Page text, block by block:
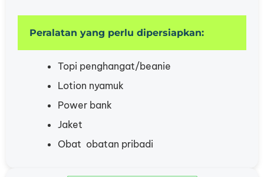
Peralatan yang perlu dipersiapkan:
Topi penghangat/beanie
Lotion nyamuk
Power bank
Jaket
Obat  obatan pribadi